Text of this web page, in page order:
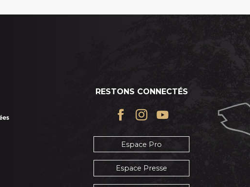
RESTONS CONNECTÉS
Espace Pro
Espace Presse